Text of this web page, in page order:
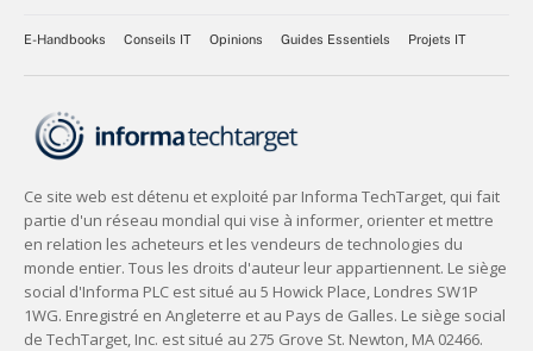
E-Handbooks Conseils IT Opinions Guides Essentiels Projets IT